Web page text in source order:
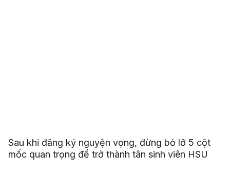
Sau khi đăng ký nguyện vọng, đừng bỏ lỡ 5 cột
mốc quan trọng để trở thành tân sinh viên HSU